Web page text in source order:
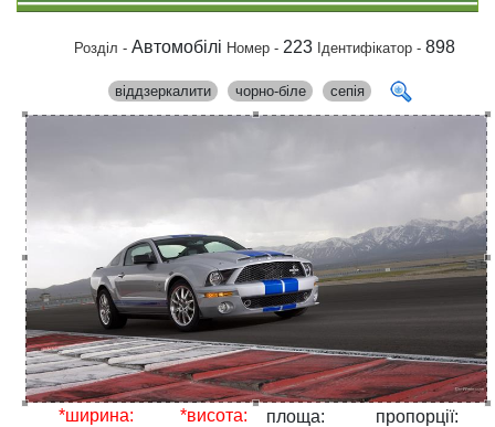
Розділ -Автомобілі Номер - 223 Ідентифікатор -898
віддзеркалити чорно-біле сепія
*ширина:
*висота:
площа:
пропорції: